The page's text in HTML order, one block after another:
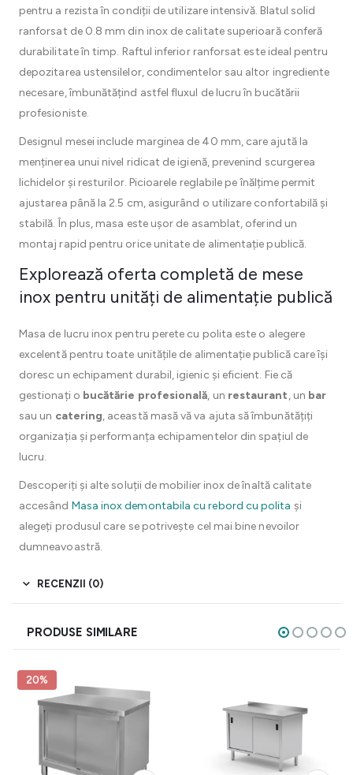
pentru a rezista în condiții de utilizare intensivă. Blatul solid
ranforsat de 0.8 mm din inox de calitate superioară conferă
durabilitate în timp. Raftul inferior ranforsat este ideal pentru
depozitarea ustensilelor, condimentelor sau altor ingrediente
necesare, îmbunătățind astfel fluxul de lucru în bucătării
profesioniste.
Designul mesei include marginea de 40 mm, care ajută la
menținerea unui nivel ridicat de igienă, prevenind scurgerea
lichidelor și resturilor. Picioarele reglabile pe înălțime permit
ajustarea până la 2.5 cm, asigurând o utilizare confortabilă și
stabilă. În plus, masa este ușor de asamblat, oferind un
montaj rapid pentru orice unitate de alimentație publică.
Explorează oferta completă de mese
inox pentru unități de alimentație publică
Masa de lucru inox pentru perete cu polita este o alegere
excelentă pentru toate unitățile de alimentație publică care își
doresc un echipament durabil, igienic și eficient. Fie că
gestionați o bucătărie profesională, un restaurant, un bar
sau un catering, această masă vă va ajuta să îmbunătățiți
organizația și performanța echipamentelor din spațiul de
lucru.
Descoperiți și alte soluții de mobilier inox de înaltă calitate
accesând Masa inox demontabila cu rebord cu polita și
alegeți produsul care se potrivește cel mai bine nevoilor
dumneavoastră.
RECENZII (0)
PRODUSE SIMILARE
20%